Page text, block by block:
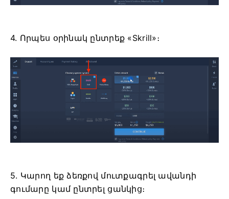
4. Որպես օրինակ ընտրեք «Skrill»։
5. Կարող եք ձեռքով մուտքագրել ավանդի
գումարը կամ ընտրել ցանկից։